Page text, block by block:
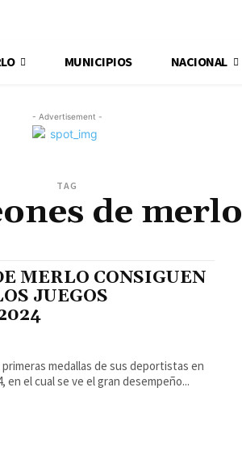
MUNICIPIOS NACIONAL
- Advertisement -
TAG
de merlo
MERLO CONSIGUEN
JUEGOS
medallas de sus deportistas en
en el cual se ve el gran desempeño...